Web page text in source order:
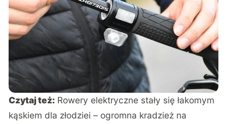
Czytaj też: Rowery elektryczne stały się łakomym
kąskiem dla złodziei – ogromna kradzież na